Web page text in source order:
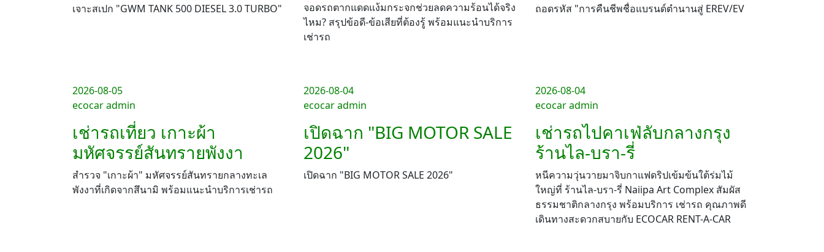
เจาะสเปก "GWM TANK 500 DIESEL 3.0 TURBO"
จอดรถตากแดดแง้มกระจกช่วยลดความร้อนได้จริง
ไหม? สรุปข้อดี-ข้อเสียที่ต้องรู้ พร้อมแนะนำบริการ
เช่ารถ
ถอดรหัส "การคืนชีพชื่อแบรนด์ตำนานสู่ EREV/EV
2026-08-05
ecocar admin
เช่ารถเที่ยว เกาะผ้า
มหัศจรรย์สันทรายพังงา
สำรวจ "เกาะผ้า" มหัศจรรย์สันทรายกลางทะเล
พังงาที่เกิดจากสึนามิ พร้อมแนะนำบริการเช่ารถ
2026-08-04
ecocar admin
เปิดฉาก "BIG MOTOR SALE
2026"
เปิดฉาก "BIG MOTOR SALE 2026"
2026-08-04
ecocar admin
เช่ารถไปคาเฟ่ลับกลางกรุง
ร้านไล-บรา-รี่
หนีความวุ่นวายมาจิบกาแฟดริปเข้มข้นใต้ร่มไม้
ใหญ่ที่ ร้านไล-บรา-รี่ Naiipa Art Complex สัมผัส
ธรรมชาติกลางกรุง พร้อมบริการ เช่ารถ คุณภาพดี
เดินทางสะดวกสบายกับ ECOCAR RENT-A-CAR